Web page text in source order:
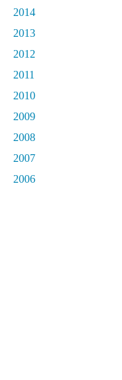
2014
2013
2012
2011
2010
2009
2008
2007
2006